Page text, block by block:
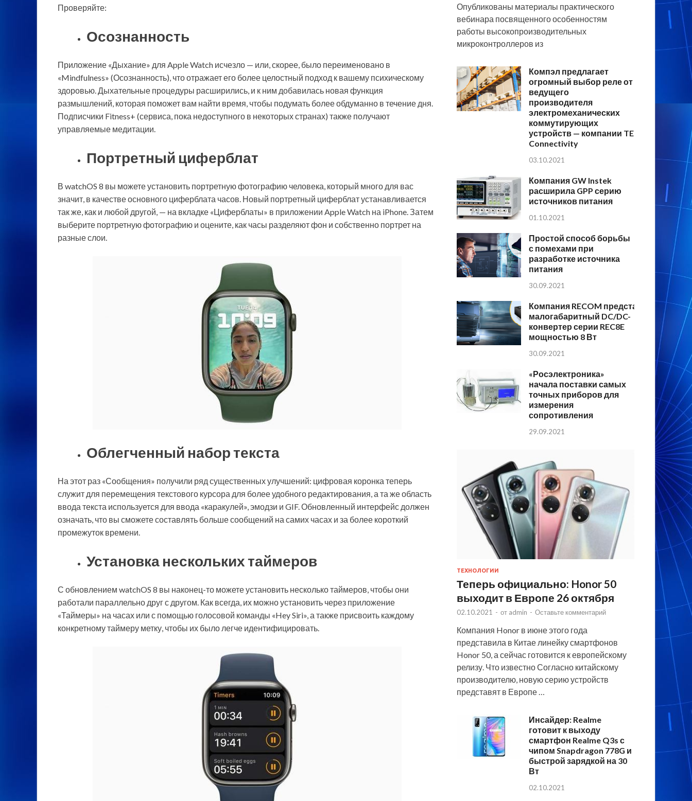
Проверяйте:
Осознанность
Приложение «Дыхание» для Apple Watch исчезло — или, скорее, было переименовано в
«Mindfulness» (Осознанность), что отражает его более целостный подход к вашему психическому
здоровью. Дыхательные процедуры расширились, и к ним добавилась новая функция
размышлений, которая поможет вам найти время, чтобы подумать более обдуманно в течение дня.
Подписчики Fitness+ (сервиса, пока недоступного в некоторых странах) также получают
управляемые медитации.
Портретный циферблат
В watchOS 8 вы можете установить портретную фотографию человека, который много для вас
значит, в качестве основного циферблата часов. Новый портретный циферблат устанавливается
так же, как и любой другой, — на вкладке «Циферблаты» в приложении Apple Watch на iPhone. Затем
выберите портретную фотографию и оцените, как часы разделяют фон и собственно портрет на
разные слои.
Облегченный набор текста
На этот раз «Сообщения» получили ряд существенных улучшений: цифровая коронка теперь
служит для перемещения текстового курсора для более удобного редактирования, а та же область
ввода текста используется для ввода «каракулей», эмодзи и GIF. Обновленный интерфейс должен
означать, что вы сможете составлять больше сообщений на самих часах и за более короткий
промежуток времени.
Установка нескольких таймеров
С обновлением watchOS 8 вы наконец-то можете установить несколько таймеров, чтобы они
работали параллельно друг с другом. Как всегда, их можно установить через приложение
«Таймеры» на часах или с помощью голосовой команды «Hey Siri», а также присвоить каждому
конкретному таймеру метку, чтобы их было легче идентифицировать.
Опубликованы материалы практического
вебинара посвященного особенностям
работы высокопроизводительных
микроконтроллеров из
Компэл предлагает
огромный выбор реле от
ведущего
производителя
электромеханических
коммутирующих
устройств — компании TE
Connectivity
03.10.2021
Компания GW Instek
расширила GPP серию
источников питания
01.10.2021
Простой способ борьбы
с помехами при
разработке источника
питания
30.09.2021
Компания RECOM представляет
малогабаритный DC/DC-
конвертер серии REC8E
мощностью 8 Вт
30.09.2021
«Росэлектроника»
начала поставки самых
точных приборов для
измерения
сопротивления
29.09.2021
ТЕХНОЛОГИИ
Теперь официально: Honor 50
выходит в Европе 26 октября
02.10.2021 - от admin - Оставьте комментарий
Компания Honor в июне этого года
представила в Китае линейку смартфонов
Honor 50, а сейчас готовится к европейскому
релизу. Что известно Согласно китайскому
производителю, новую серию устройств
представят в Европе …
Инсайдер: Realme
готовит к выходу
смартфон Realme Q3s с
чипом Snapdragon 778G и
быстрой зарядкой на 30
Вт
02.10.2021